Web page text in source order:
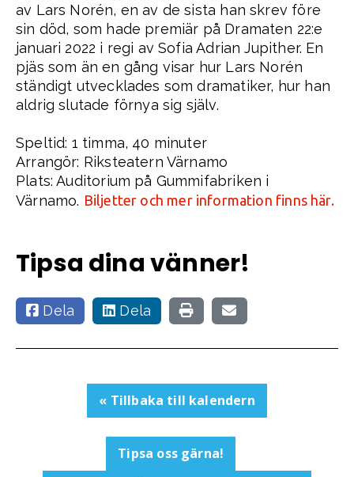
av Lars Norén, en av de sista han skrev före
sin död, som hade premiär på Dramaten 22:e
januari 2022 i regi av Sofia Adrian Jupither. En
pjäs som än en gång visar hur Lars Norén
ständigt utvecklades som dramatiker, hur han
aldrig slutade förnya sig själv.
Speltid: 1 timma, 40 minuter
Arrangör: Riksteatern Värnamo
Plats: Auditorium på Gummifabriken i
Värnamo. Biljetter och mer information finns här.
Tipsa dina vänner!
Dela Dela
« Tillbaka till kalendern
Tipsa oss gärna!